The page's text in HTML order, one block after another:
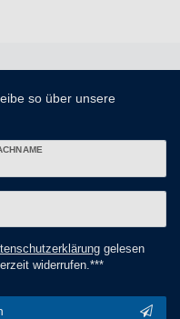
so über unsere
gelesen
widerrufen.***